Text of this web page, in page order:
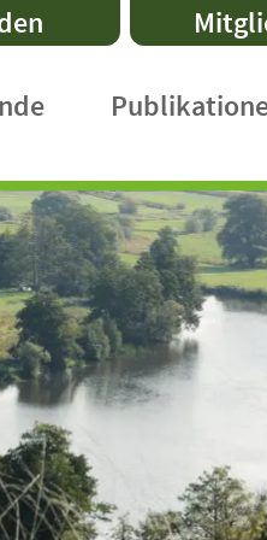
DVL-
Faltblätter
Praxishefte
International